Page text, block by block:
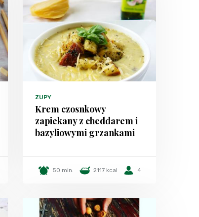
ZUPY
Krem czosnkowy
zapiekany z cheddarem i
bazyliowymi grzankami
50 min. 2117 kcal 4